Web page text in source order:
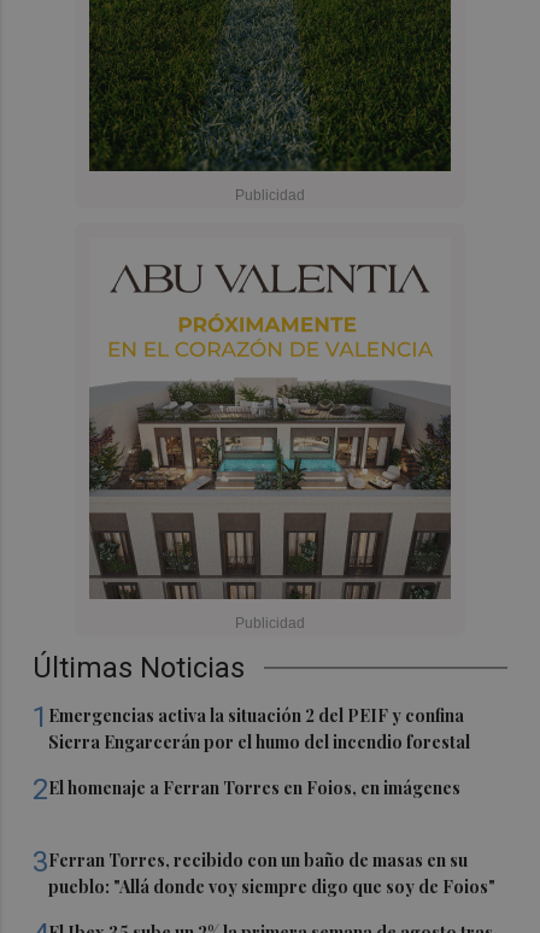
Últimas Noticias
1 Emergencias activa la situación 2 del PEIF y confina
Sierra Engarcerán por el humo del incendio forestal
2El homenaje a Ferran Torres en Foios, en imágenes
3Ferran Torres, recibido con un baño de masas en su
pueblo: "Allá donde voy siempre digo que soy de Foios"